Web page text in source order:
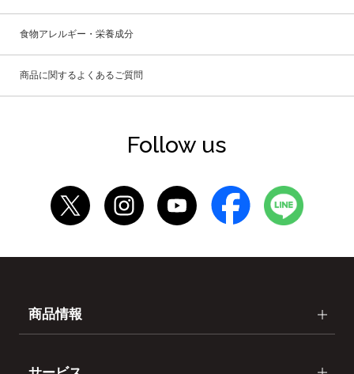
食物アレルギー・栄養成分
商品に関するよくあるご質問
Follow us
商品情報